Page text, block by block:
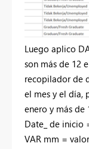
Luego aplico
son más de 12
recopilador de
el mes y el día,
enero y más de
Date_ de inicio
VAR mm =